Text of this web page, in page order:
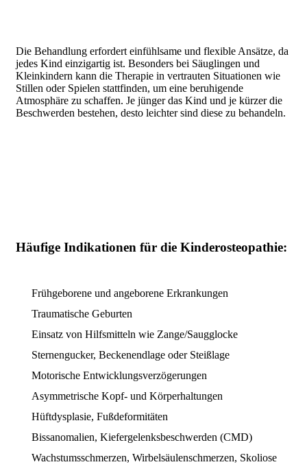
Die Behandlung erfordert einfühlsame und flexible Ansätze, da
jedes Kind einzigartig ist. Besonders bei Säuglingen und
Kleinkindern kann die Therapie in vertrauten Situationen wie
Stillen oder Spielen stattfinden, um eine beruhigende
Atmosphäre zu schaffen. Je jünger das Kind und je kürzer die
Beschwerden bestehen, desto leichter sind diese zu behandeln.
Häufige Indikationen für die Kinderosteopathie:
Frühgeborene und angeborene Erkrankungen
Traumatische Geburten
Einsatz von Hilfsmitteln wie Zange/Saugglocke
Sternengucker, Beckenendlage oder Steißlage
Motorische Entwicklungsverzögerungen
Asymmetrische Kopf- und Körperhaltungen
Hüftdysplasie, Fußdeformitäten
Bissanomalien, Kiefergelenksbeschwerden (CMD)
Wachstumsschmerzen, Wirbelsäulenschmerzen, Skoliose